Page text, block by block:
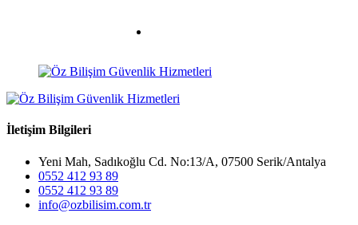
İletişim Bilgileri
Yeni Mah, Sadıkoğlu Cd. No:13/A, 07500 Serik/Antalya
0552 412 93 89
0552 412 93 89
info@ozbilisim.com.tr